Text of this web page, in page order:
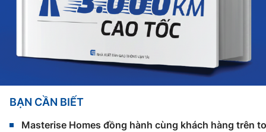
BẠN CẦN BIẾT
Masterise Homes đồng hành cùng khách hàng trên